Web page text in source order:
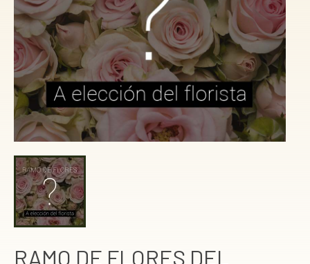
RAMO DE FLORES DEL